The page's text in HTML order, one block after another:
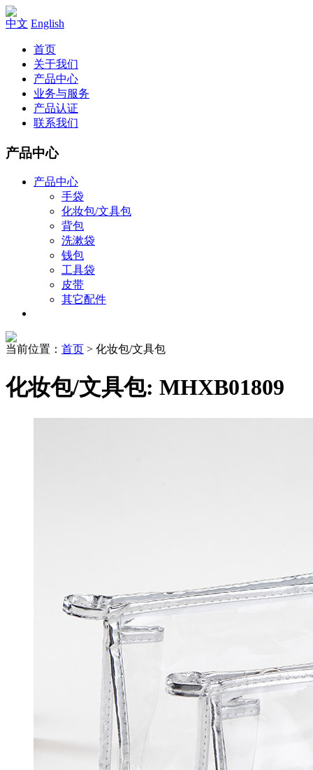
中文 English
首页
关于我们
产品中心
业务与服务
产品认证
联系我们
产品中心
产品中心
手袋
化妆包/文具包
背包
洗漱袋
钱包
工具袋
皮带
其它配件
当前位置： 首页 > 化妆包/文具包
化妆包/文具包: MHXB01809